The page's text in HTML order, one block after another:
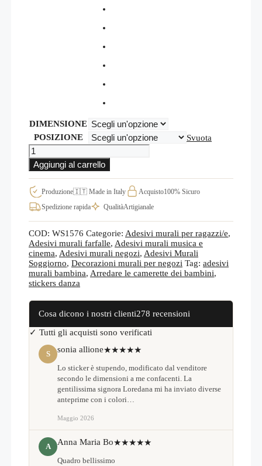
DIMENSIONE
POSIZIONE
Svuota
STICKERS
MURALI
BALLERINA
FARFALLE
WS1576
quantità
Aggiungi al carrello
Produzione🇮🇹 Made in Italy Acquisto100% Sicuro
Spedizione rapida
QualitàArtigianale
COD: WS1576 Categorie: Adesivi murali per ragazzi/e,
Adesivi murali farfalle, Adesivi murali musica e
cinema, Adesivi murali negozi, Adesivi Murali
Soggiorno, Decorazioni murali per negozi Tag: adesivi
murali bambina, Arredare le camerette dei bambini,
stickers danza
Cosa dicono i nostri clienti278 recensioni
✓ Tutti gli acquisti sono verificati
S sonia allione★★★★★
Lo sticker è stupendo, modificato dal venditore
secondo le dimensioni a me confacenti. La
gentilissima signora Loredana mi ha inviato diverse
anteprime con i colori…
Maggio 2026
A Anna Maria Bo★★★★★
Quadro bellissimo